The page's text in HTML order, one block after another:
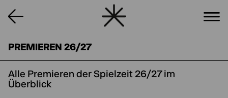
PREMIEREN 26/27
Alle Premieren der Spielzeit 26/27 im
Überblick